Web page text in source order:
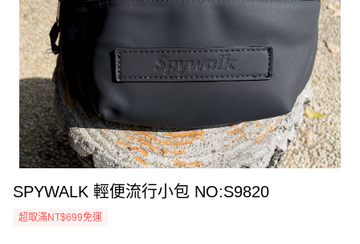
SPYWALK 輕便流行小包 NO:S9820
超取滿NT$699免運